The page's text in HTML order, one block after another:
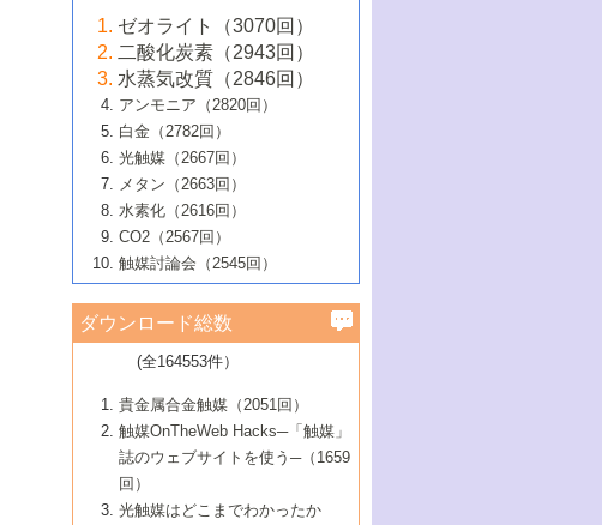
大学：オンライン・対面開催）
6号 メタン転換技術の最新動向
B号 第125回触媒討論会（2020年・工学
院大学）
5号 固体触媒による含窒素有機化合物変
換の最前線
6号 貴金属使用量低減に向けた自動車排
ガス浄化触媒の開発
B号 第123回触媒討論会（2019年・大阪
B号 第121回触媒討論会（2018年・東京
大学）
5号 水素のふるまいを解き明かす最先端
研究
6号 低級アルカンの有効利用のための触
媒技術
B号 第119回触媒討論会（2017年・首都
大学東京）
媒技術
3号 触媒研究の最先端～とびたて若き研究
者たち～（1）
4号 触媒研究の最先端～とびたて若き研究
者たち～（2）
5号 触媒研究の最先端～とびたて若き研究
者たち～（3）
6号 イオニクス材料と燃料電池・電解合成
の最新の研究動向
B号 第117回触媒討論会（2016年・大阪府
立大学）
2号 石油精製用触媒の最近の進展
3号 固体酸化物形燃料電池（SOFC）におけ
るアノード触媒上での燃料直接改質技術
4号 コアシェル構造の制御による触媒機能
5号 工業触媒およびその周辺技術の最近の
進歩
6号 ナノシート
B号 第115回触媒討論会（2015年・成蹊大
2号 光触媒反応機構に関する最新の研究動
向
開発動向
4号 人工光合成に向けた近年のアプローチ
5号 未利用熱エネルギーの有効活用に貢献
する触媒技術
6号 ポリオキソメタレート
B号 第113回触媒討論会（2014年・ロワジ
ールホテル豊橋）
1号 高耐久性燃料電池システム用触媒にお
ける新展開
2号 リビングラジカル重合の最近の動向
3号 天然ガスの化学工業的展開に関する触
媒技術
4号 貴金属触媒の精密構造制御とその活用
5号 バイオマス化成品製造のための固体触
6号 ナノ空間─吸着状態解析から新機能開拓
B号 第111回触媒討論会（2013年・関西大
▼54巻（2012年）
1号 規則性多孔体の利用技術における最近
の進歩
2号 第109回触媒討論会
3号 貴金属低減技術の最新動向
4号 貴金属代替技術の最新動向
5号 光触媒による物質変換反応の新展開
6号 グラフェン
7号 水素を利用する化成品合成の新潮流
▼53巻（2011年）
1号 金属学から見る合金触媒の新展開
2号 第107回触媒討論会
3号 触媒のその場観察法の進歩（１）
4号 触媒のその場観察法の進歩（２）
5号 不活性結合の触媒的活性化による有機
合成
6号 新しい固体酸触媒技術
7号 ゼオライト合成における最近の進歩
▼52巻（2010年）
1号 触媒の劣化対策と長寿命触媒開発
2号 第105回触媒討論会
3号 ナノ構造が拓く新機能
4号 活性サイトおよびその環境の精密な設
計による触媒の高機能化
5号 触媒を有効に使うための技術
7号 有機分子触媒による精密有機合成
8号 高機能化ポリオレフィンに向けた重合
触媒の最近の進展
1号 炭素材料－熱い注目を集める材料－
2号 第103回触媒討論会
3号 環境浄化用光触媒の現状と課題
4号 水素社会の実現に向けた水素製造・貯
蔵技術の進歩
5号 CO2が関わる触媒・材料
7号 持続可能社会実現のための触媒および
触媒関連技術
▼50巻（2008年）
1号 触媒化学と学会のこの10年，半世紀，
そして未来
2号 第101回触媒討論会
4号 錯体を利用したユニークな表面構造の
構築と機能
5号 若手会員による触媒研究の未来展望1：
企業編
6号 第102回触媒討論会
7号 触媒・化学反応における計算化学の進
▼49巻（2007年）
1号 含フッ素化合物の合成と触媒
2号 第99回触媒討論会
3号 実用的ファインケミカル合成プロセス
を実現する触媒
5号 こんな物質，あんな物質―新たな触媒
の可能性―
7号 『結晶の化学』を活かした触媒研究
▼48巻（2006年）
1号 固体酸触媒の最近の進歩
2号 第97回触媒討論会
3号 リビング重合触媒の最近の展開
5号 水素製造・貯蔵のための触媒技術の新
しい展開
6号 第98回触媒討論会
7号 基礎化学品製造の触媒技術
1号 最近の触媒担体とその効果
2号 第95回触媒討論会
4号 水分解用光触媒材料
5号 時間分解分光の進歩と応用
6号 第96回触媒討論会
▼46巻（2004年）
1号 部分酸化反応触媒の最前線
2号 第93回触媒討論会
3号 特殊エネルギー場の触媒反応
4号 生体内における金属の触媒作用
5号 ファインケミカルズの展開に寄与する
▼45巻（2003年）
1号 なぜこの触媒が良いのか？
2号 第91回触媒討論会
3号 最近の自動車排ガス処理技術
4号 触媒研究の現状と将来─第90回触媒討論
▼44巻（2002年）
1号 高次制御された触媒の化学
2号 第89回触媒討論会
3号 触媒を利用した電気化学の新展開
▼43巻（2001年）
1号 グリーンケミストリーと触媒
2号 第87回触媒討論会特集号
▼42巻（2000年）
1号 触媒反応工学の明日を拓く
▼41巻（1999年）
ゼオライト（3070回）
二酸化炭素（2943回）
水蒸気改質（2846回）
アンモニア（2820回）
白金（2782回）
光触媒（2667回）
メタン（2663回）
水素化（2616回）
CO2（2567回）
触媒討論会（2545回）
ダウンロード総数
(全164553件）
貴金属合金触媒（2051回）
触媒OnTheWeb Hacks─「触媒」
誌のウェブサイトを使う─（1659
回）
光触媒はどこまでわかったか